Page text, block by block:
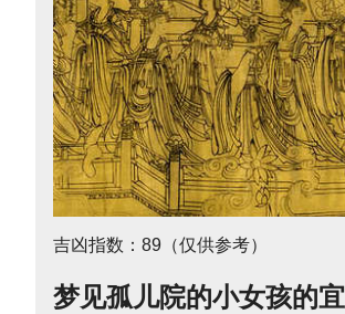
吉凶指数：89（仅供参考）
梦见孤儿院的小女孩的